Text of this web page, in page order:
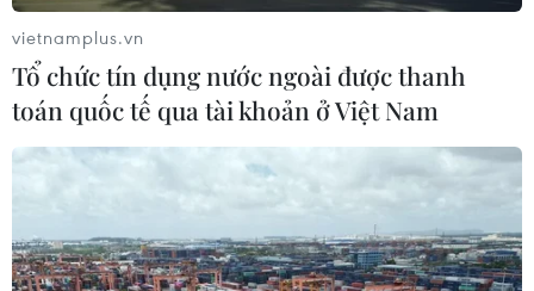
vietnamplus.vn
Tổ chức tín dụng nước ngoài được thanh
toán quốc tế qua tài khoản ở Việt Nam